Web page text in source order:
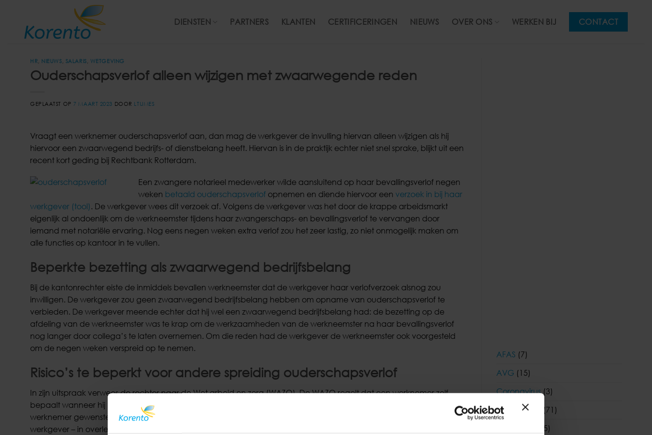
inhoud
DIENSTEN PARTNERS KLANTEN CERTIFICERINGEN NIEUWS OVER ONS WERKEN BIJ CONTACT
HR NIEUWS SALARIS WETGEVING
Ouderschapsverlof alleen wijzigen met zwaarwegende reden
GEPLAATST OP 7 MAART 2023 DOOR LTIJMES
Vraagt een werknemer ouderschapsverlof aan, dan mag de werkgever de invulling hiervan alleen wijzigen als hij
hiervoor een zwaarwegend bedrijfs- of dienstbelang heeft. Hiervan is in de praktijk echter niet snel sprake, blijkt uit een
recent kort geding bij Rechtbank Rotterdam.
Een zwangere notarieel medewerker wilde aansluitend op haar bevallingsverlof negen
weken betaald ouderschapsverlof opnemen en diende hiervoor een verzoek in bij haar
werkgever (tool) . De werkgever wees dit verzoek af. Volgens de werkgever was het door de krappe arbeidsmarkt
eigenlijk al ondoenlijk om de werkneemster tijdens haar zwangerschaps- en bevallingsverlof te vervangen door
iemand met notariële ervaring. Nog eens negen weken extra verlof zou het zeer lastig, zo niet onmogelijk maken om
alle functies op kantoor in te vullen.
Beperkte bezetting als zwaarwegend bedrijfsbelang
Bij de kantonrechter eiste de inmiddels bevallen werkneemster dat de werkgever haar verlofverzoek alsnog zou
inwilligen. De werkgever zou geen zwaarwegend bedrijfsbelang hebben om opname van ouderschapsverlof te
verbieden. De werkgever meende echter dat hij wel een zwaarwegend bedrijfsbelang had: de bezetting op de
afdeling van de werkneemster was te krap om de werkzaamheden van de werkneemster na haar bevallingsverlof
nog langer door collega’s te laten overnemen. Om die reden had de werkgever de werkneemster ook voorgesteld
om de negen weken verspreid op te nemen.
Risico’s te beperkt voor andere spreiding ouderschapsverlof
In zijn uitspraak verwees de rechter naar de Wet arbeid en zorg (WAZO). De WAZO regelt dat een werknemer zelf
bepaalt wanneer hij het ouderschapsverlof opneemt, tenzij de werkgever ernstige problemen krijgt door de door de
werknemer gewenste spreiding van het verlof. Bij een dergelijk zwaarwegend bedrijfs- of dienstbelang mag de
werkgever – in overleg met de werknemer – de spreiding van het verlof wijzigen (en in uitzonderlijke gevallen
AFAS (7)
AVG (15)
Coronavirus(3)
Coronavirus
(71)
(55)